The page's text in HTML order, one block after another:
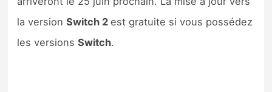
la versionSwitch 2est gratuite si vous possédez
les versionsSwitch.